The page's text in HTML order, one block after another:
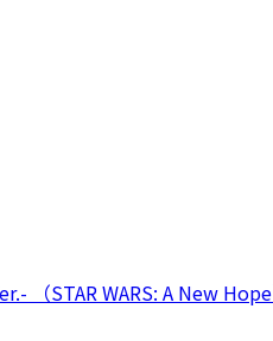
（STAR WARS: A New